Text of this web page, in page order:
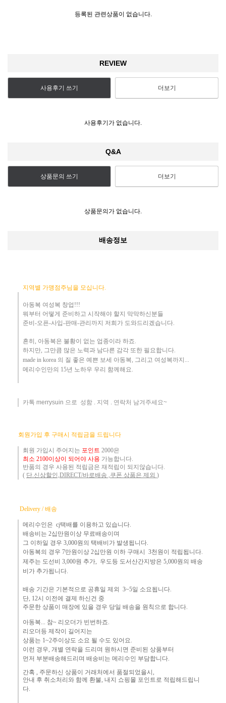
등록된 관련상품이 없습니다.
REVIEW
사용후기 쓰기 더보기
사용후기가 없습니다.
Q&A
상품문의 쓰기 더보기
상품문의가 없습니다.
배송정보
지역별 가맹점주님을 모십니다.
아동복 여성복 창업!!!
뭐부터 어떻게 준비하고 시작해야 할지 막막하신분들
준비-오픈-사입-판매-관리까지 저희가 도와드리겠습니다.
흔히 , 아동복은 불황이 없는 업종이라 하죠.
하지만, 그만큼 많은 노력과 남다른 감각 또한 필요합니다.
made in korea 의 질 좋은 예쁜 보세 아동복, 그리고 여성복까지...
메리수인만의 15년 노하우 ​우리 함께해요.
카톡 merrysuin 으로 성함 . 지역 . 연락처 남겨주세요~
회원가입 후 구매시 적립금을 드립니다
회원 가입시 주어지는 포인트 2000은
최소 2100이상이 되어야 사용 가능합니다.
반품의 경우 사용된 적립금은 재적립이 되지않습니다.
( 단.신상할인,DIRECT/바로배송 ,쿠폰 상품은 제외 )
Delivery / 배송
메리수인은 cj택배를 이용하고 있습니다.
배송비는 2십만원이상 무료배송이며
그 이하일 경우 3,000원 의 택배비 가 발생됩니다.
아동복의 경우 7만원 이상 2십만원 이하 구매시 3천원이 적립됩니다.
제주는 도선비 3,000원 추가, 우도등 도서산간지방은 5,000원의 배송
비가 추가됩니다.
배송 기간은 기본적으로 공휴일 제외 3~5일 소요됩니다.
단, 12시 이전에 결제 하신건 중 ​
주문한 상품이 매장에 있을 경우 당일 배송을 원칙으로 합니다.
아동복... 참~ 리오더가 빈번하죠.​
리오더등 제작이 길어지는
상품는 1~2주이상도 소요 될 수도 있어요.
이런 경우, 개별 연락을 드리며 원하시면 준비된 상품부터
먼 저 부분배송해드리며 배송비는 메리수인 부담합니다.
간혹 , 주문하신 상품이 거래처에서 품절되었을시,
안내 후 취소처리와 함께 환불, 내지 쇼핑몰 포인트로 적립해드립니
다.